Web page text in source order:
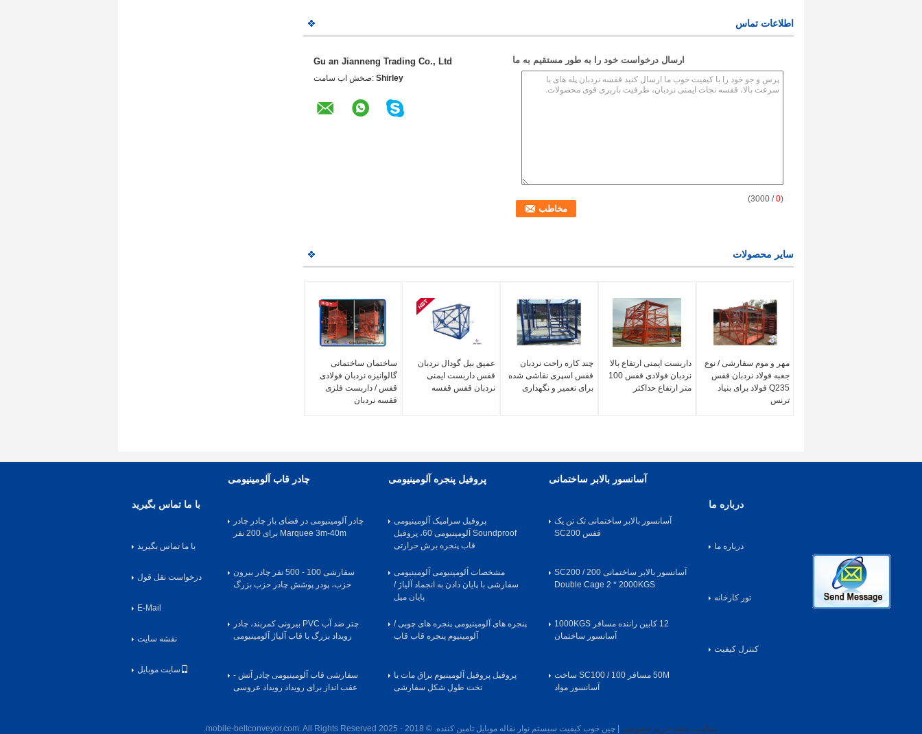
اطلاعات تماس
Gu an Jianneng Trading Co., Ltd
تماس با شخص: Shirley
ارسال درخواست خود را به طور مستقیم به ما
(
0
/ 3000)
سایر محصولات
ساختمان ساختمانی
گالوانیزه نردبان فولادی
قفس / داربست فلزی
قفسه نردبان
عمیق بیل گودال نردبان
قفس داربست ایمنی
نردبان قفس قفسه
چند کاره راحت نردبان
قفس اسپری نقاشی شده
برای تعمیر و نگهداری
داربست ایمنی ارتفاع بالا
نردبان فولادی قفس 100
متر ارتفاع حداکثر
مهر و موم سفارشی / نوع
جعبه فولاد نردبان قفس
Q235 فولاد برای بنیاد
ترنس
درباره ما
درباره ما
تور کارخانه
کنترل کیفیت
آسانسور بالابر ساختمانی
آسانسور بالابر ساختمانی تک تن یک
قفس SC200
آسانسور بالابر ساختمانی SC200 / 200
Double Cage 2 * 2000KGS
12 کابین راننده مسافر 1000KGS
آسانسور ساختمان
50M مسافر SC100 / 100 ساخت
آسانسور مواد
پروفیل پنجره آلومینیومی
پروفیل سرامیک آلومینیومی
Soundproof آلومینیومی 60، پروفیل
قاب پنجره برش حرارتی
مشخصات آلومینیومی آلومینیومی
سفارشی با پایان دادن به انجماد آلیاژ /
پایان میل
پنجره های آلومینیومی پنجره های چوبی /
آلومینیوم پنجره قاب قاب
پروفیل پروفیل آلومینیوم براق مات یا
تخت طول شکل سفارشی
چادر قاب آلومینیومی
چادر آلومینیومی در فضای باز چادر چادر
Marquee 3m-40m برای 200 نفر
سفارشی 100 - 500 نفر چادر بیرون
حزب، پودر پوشش چادر حزب بزرگ
چتر ضد آب PVC بیرونی کمربند، چادر
رویداد بزرگ با قاب آلیاژ آلومینیومی
سفارشی قاب آلومینیومی چادر آتش -
عقب انداز برای رویداد رویداد عروسی
با ما تماس بگیرید
با ما تماس بگیرید
درخواست نقل قول
E-Mail
نقشه سایت
سایت موبایل
سیاست حفظ حریم خصوصی | چین خوب کیفیت سیستم نوار نقاله موبایل تامین کننده. © 2018 - 2025 mobile-beltconveyor.com. All Rights Reserved.